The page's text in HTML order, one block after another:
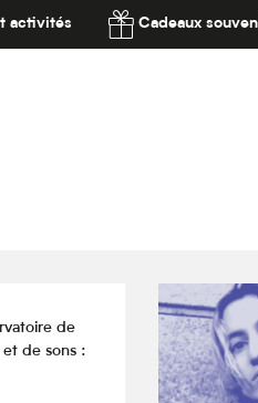
activités Cadeaux
Gill
Gill
de
et de sons :